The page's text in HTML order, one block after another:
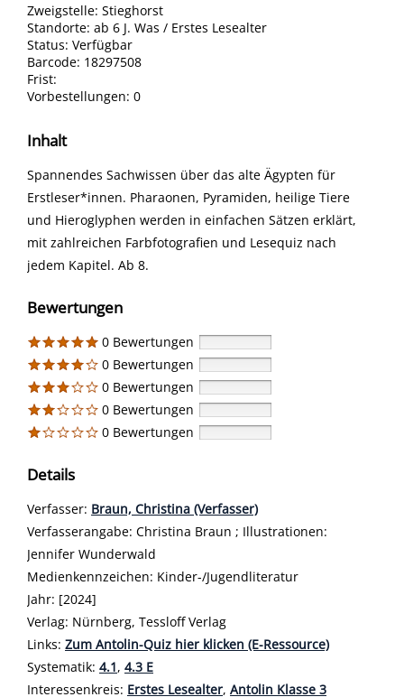
Zweigstelle: Stieghorst
Standorte: ab 6 J. Was / Erstes Lesealter
Status: Verfügbar
Barcode: 18297508
Frist:
Vorbestellungen: 0
Inhalt
Spannendes Sachwissen über das alte Ägypten für
Erstleser*innen. Pharaonen, Pyramiden, heilige Tiere
und Hieroglyphen werden in einfachen Sätzen erklärt,
mit zahlreichen Farbfotografien und Lesequiz nach
jedem Kapitel. Ab 8.
Bewertungen
0 Bewertungen
0 Bewertungen
0 Bewertungen
0 Bewertungen
0 Bewertungen
Details
Verfasser: Suche nach diesem Verfasser
Braun, Christina (Verfasser)
Verfasserangabe: Christina Braun ; Illustrationen:
Jennifer Wunderwald
Medienkennzeichen: Kinder-/Jugendliteratur
Jahr: [2024]
Verlag: Nürnberg, Tessloff Verlag
opens in new tab
Links: Diesen Link in neuem Tab öffnen
Zum Antolin-Quiz hier klicken (E-Ressource)
Systematik: Suche nach dieser Systematik
4.1, 4.3 E
Interessenkreis: Suche nach diesem Interessenskreis
Erstes Lesealter, Antolin Klasse 3